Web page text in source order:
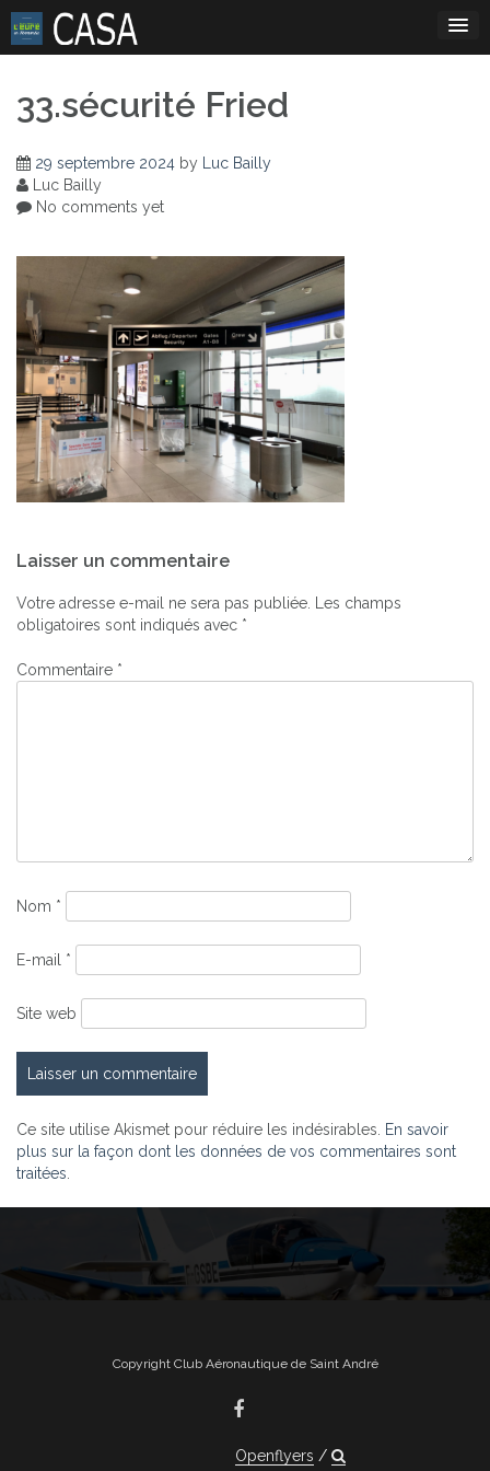
Skip
content
33.sécurité Fried
29 septembre 2024 by Luc Bailly
Luc Bailly
No comments yet
de
l’article
Laisser un commentaire
Votre adresse e-mail ne sera pas publiée. Les champs
obligatoires sont indiqués avec *
Commentaire *
Nom *
E-mail *
Site web
Ce site utilise Akismet pour réduire les indésirables. En savoir
plus sur la façon dont les données de vos commentaires sont
traitées
Copyright Club Aéronautique de Saint André
Openflyers